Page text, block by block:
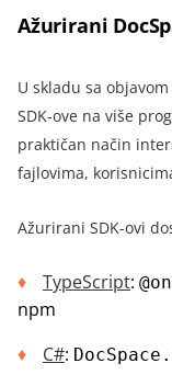
Ažurirani
U skladu sa
SDK-ove na više
praktičan način
fajlovima,
Ažurirani SDK-ovi
TypeScript:
npm
C#: